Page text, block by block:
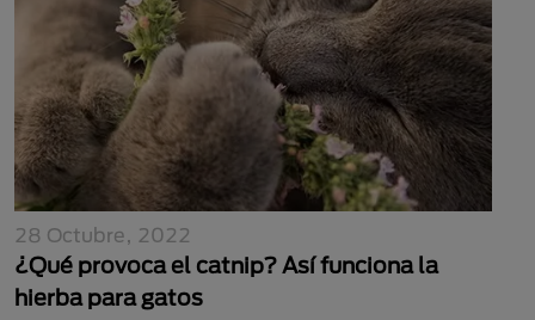
28 Octubre, 2022
¿Qué provoca el catnip? Así funciona la
hierba para gatos